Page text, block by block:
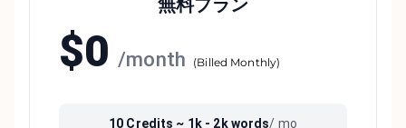
無料プラン
$0 /month (Billed Monthly)
10 Credits ~ 1k - 2kwords/ mo